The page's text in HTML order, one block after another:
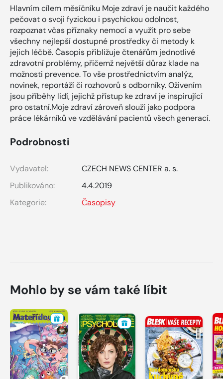
Hlavním cílem měsíčníku Moje zdraví je naučit každého
pečovat o svoji fyzickou i psychickou odolnost,
rozpoznat včas příznaky nemocí a využít pro sebe
všechny nejlepší dostupné prostředky či metody k
jejich léčbě. Časopis přibližuje čtenářům jednotlivé
zdravotní problémy, přičemž největší důraz klade na
možnosti prevence. To vše prostřednictvím analýz,
novinek, reportáží či rozhovorů s odborníky. Oživením
jsou příběhy lidí, jejichž přístup ke zdraví je inspirující
pro ostatní.Moje zdraví zároveň slouží jako podpora
práce lékárníků ve vzdělávání pacientů všech generací.
Podrobnosti
Vydavatel:
CZECH NEWS CENTER a. s.
Publikováno:
4.4.2019
Kategorie:
Časopisy
Mohlo by se vám také líbit